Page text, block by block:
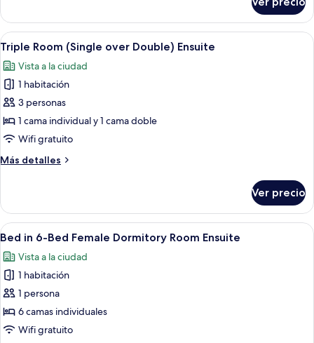
Room
Ensuite
in
5-
Bed
Female
Dormitory
Room
Ensuite
Abrir
todas
las
fotos
de
Triple
Room
over
Una habitación pequeña con literas,
6
Triple Room (Single over Double) Ensuite
Vista a la ciudad
1 habitación
3 personas
1 cama individual y 1 cama doble
Wifi gratuito
Más detalles
Más
Room
(Single
over
Ensuite
Ver precio
Abrir
todas
las
fotos
de
Bed
in
Habitación con literas, una escalera y
4
Bed in 6-Bed Female Dormitory Room Ensuite
Vista a la ciudad
1 habitación
1 persona
6 camas individuales
Wifi gratuito